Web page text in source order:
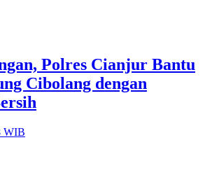
Polres Cianjur Bantu
Cibolang dengan
WIB